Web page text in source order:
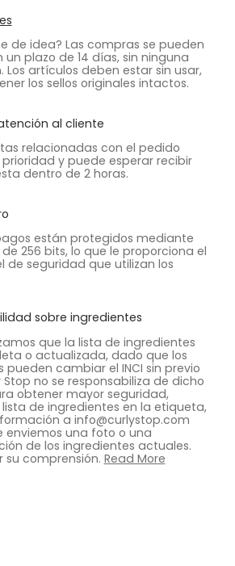
de idea? Las compras se pueden
un plazo de 14 días, sin ninguna
Los artículos deben estar sin usar,
los sellos originales intactos.
al cliente
relacionadas con el pedido
y puede esperar recibir
dentro de 2 horas.
están protegidos mediante
de 256 bits, lo que le proporciona el
de seguridad que utilizan los
sobre ingredientes
que la lista de ingredientes
o actualizada, dado que los
cambiar el INCI sin previo
Stop no se responsabiliza de dicho
obtener mayor seguridad,
de ingredientes en la etiqueta,
a info@curlystop.com
enviemos una foto o una
de los ingredientes actuales.
su comprensión. Read More